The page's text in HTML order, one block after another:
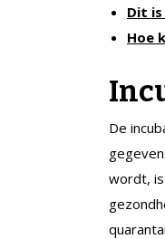
Dit
Hoe
De
wordt, is